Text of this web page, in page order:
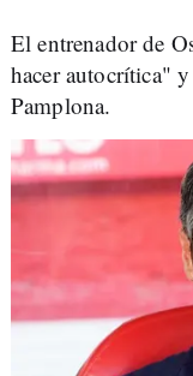
El entrenador de
hacer autocrítica"
Pamplona.